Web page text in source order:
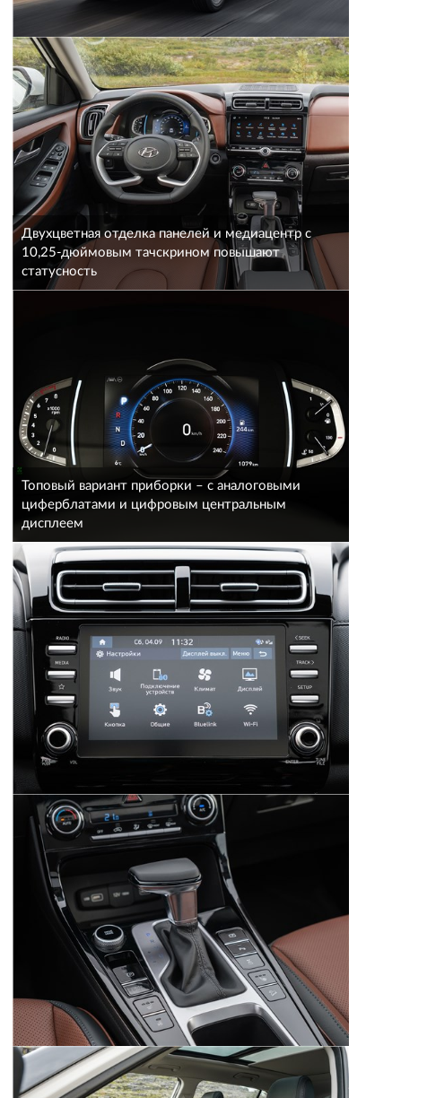
Двухцветная отделка панелей и медиацентр с
10,25-дюймовым тачскрином повышают
статусность
Топовый вариант приборки – с аналоговыми
циферблатами и цифровым центральным
дисплеем